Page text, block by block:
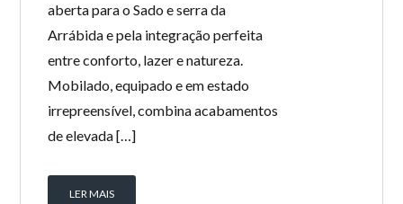
aberta para o Sado e serra da
Arrábida e pela integração perfeita
entre conforto, lazer e natureza.
Mobilado, equipado e em estado
irrepreensível, combina acabamentos
de elevada […]
LER MAIS